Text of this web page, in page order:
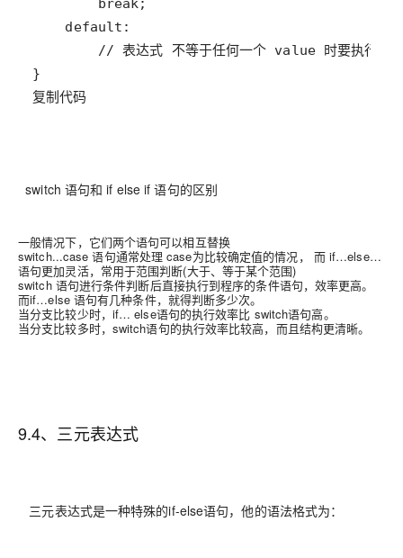
复制代码
switch 语句和 if else if 语句的区别
一般情况下，它们两个语句可以相互替换
switch...case 语句通常处理 case为比较确定值的情况， 而 if…else…
语句更加灵活，常用于范围判断(大于、等于某个范围)
switch 语句进行条件判断后直接执行到程序的条件语句，效率更高。
而if…else 语句有几种条件，就得判断多少次。
当分支比较少时，if… else语句的执行效率比 switch语句高。
当分支比较多时，switch语句的执行效率比较高，而且结构更清晰。
9.4、三元表达式
三元表达式是一种特殊的if-else语句，他的语法格式为：